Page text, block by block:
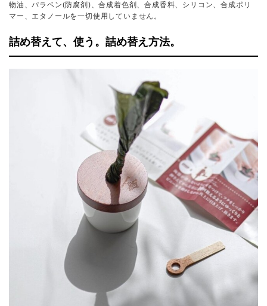
物油、パラベン(防腐剤)、合成着色剤、合成香料、シリコン、合成ポリ
マー、エタノールを一切使用していません。
詰め替えて、使う。詰め替え方法。